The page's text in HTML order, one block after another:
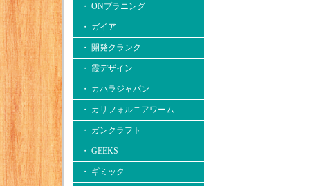
・ ONプラニング
・ ガイア
・ 開発クランク
・ 霞デザイン
・ カハラジャパン
・ カリフォルニアワーム
・ ガンクラフト
・ GEEKS
・ ギミック